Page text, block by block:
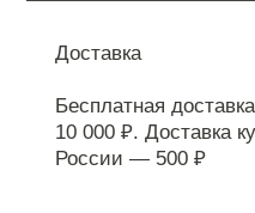
Доставка
Бесплатная
10 000 ₽. Доставка
России — 500 ₽